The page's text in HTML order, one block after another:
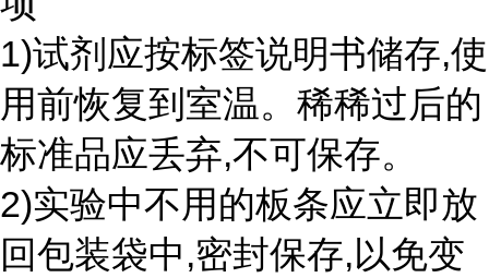
1)试剂应按标签说明书储存,使
用前恢复到室温。稀稀过后的
标准品应丢弃,不可保存。
2)实验中不用的板条应立即放
回包装袋中,密封保存,以免变